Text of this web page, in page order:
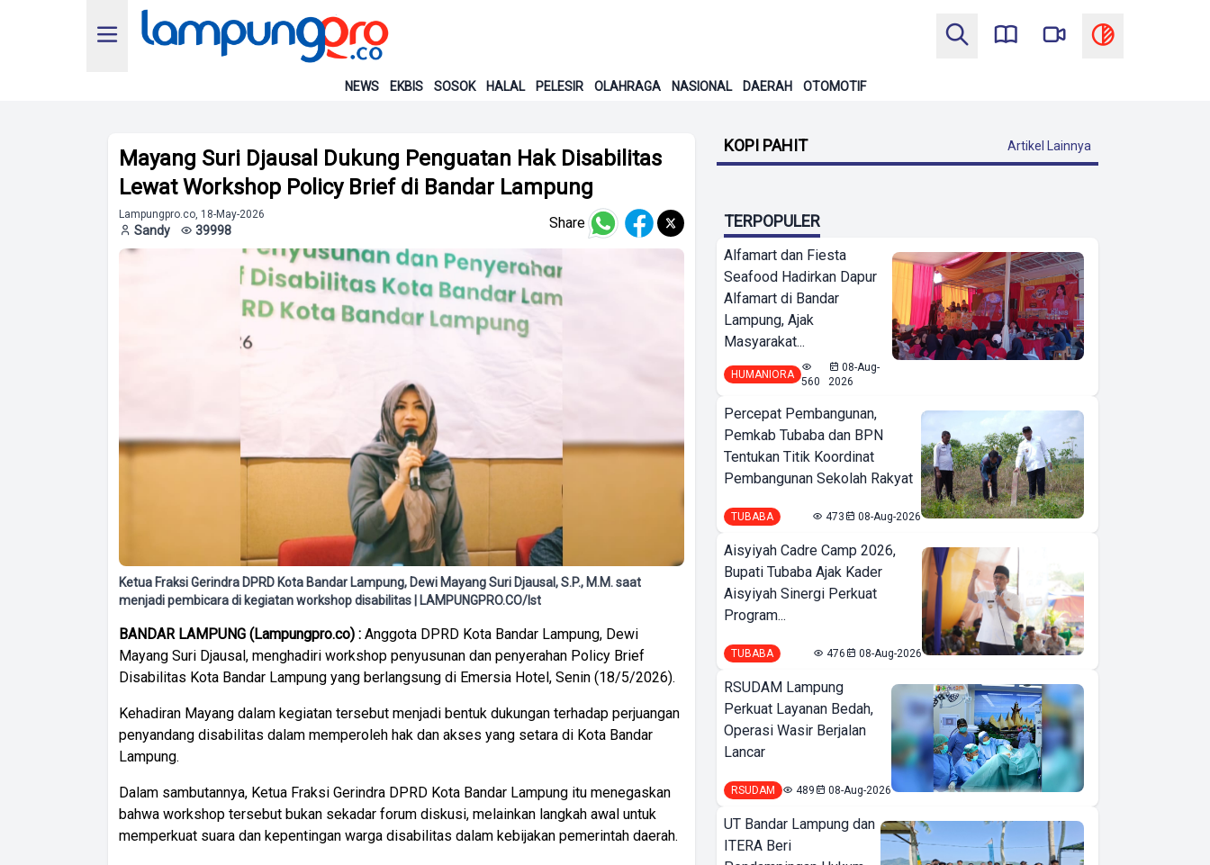
NEWS EKBIS SOSOK HALAL PELESIR OLAHRAGA NASIONAL DAERAH OTOMOTIF
Mayang Suri Djausal Dukung Penguatan Hak Disabilitas
Lewat Workshop Policy Brief di Bandar Lampung
Lampungpro.co, 18-May-2026
Sandy 39998 Share
Ketua Fraksi Gerindra DPRD Kota Bandar Lampung, Dewi Mayang Suri Djausal, S.P., M.M. saat
menjadi pembicara di kegiatan workshop disabilitas | LAMPUNGPRO.CO/Ist
BANDAR LAMPUNG (Lampungpro.co) : Anggota DPRD Kota Bandar Lampung, Dewi
Mayang Suri Djausal, menghadiri workshop penyusunan dan penyerahan Policy Brief
Disabilitas Kota Bandar Lampung yang berlangsung di Emersia Hotel, Senin (18/5/2026).
Kehadiran Mayang dalam kegiatan tersebut menjadi bentuk dukungan terhadap perjuangan
penyandang disabilitas dalam memperoleh hak dan akses yang setara di Kota Bandar
Lampung.
Dalam sambutannya, Ketua Fraksi Gerindra DPRD Kota Bandar Lampung itu menegaskan
bahwa workshop tersebut bukan sekadar forum diskusi, melainkan langkah awal untuk
memperkuat suara dan kepentingan warga disabilitas dalam kebijakan pemerintah daerah.
KOPI PAHIT Artikel Lainnya
TERPOPULER
Alfamart dan Fiesta
Seafood Hadirkan Dapur
Alfamart di Bandar
Lampung, Ajak
Masyarakat...
HUMANIORA
560
08-Aug-
2026
Percepat Pembangunan,
Pemkab Tubaba dan BPN
Tentukan Titik Koordinat
Pembangunan Sekolah Rakyat
TUBABA 473 08-Aug-2026
Aisyiyah Cadre Camp 2026,
Bupati Tubaba Ajak Kader
Aisyiyah Sinergi Perkuat
Program...
TUBABA 476 08-Aug-2026
RSUDAM Lampung
Perkuat Layanan Bedah,
Operasi Wasir Berjalan
Lancar
RSUDAM 489 08-Aug-2026
UT Bandar Lampung dan
ITERA Beri